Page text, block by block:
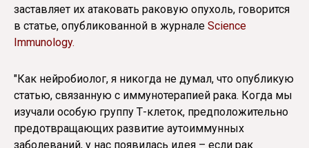
заставляет их атаковать раковую опухоль, говорится
в статье, опубликованной в журнале Science
Immunology.
"Как нейробиолог, я никогда не думал, что опубликую
статью, связанную с иммунотерапией рака. Когда мы
изучали особую группу Т-клеток, предположительно
предотвращающих развитие аутоиммунных
заболеваний, у нас появилась идея – если рак